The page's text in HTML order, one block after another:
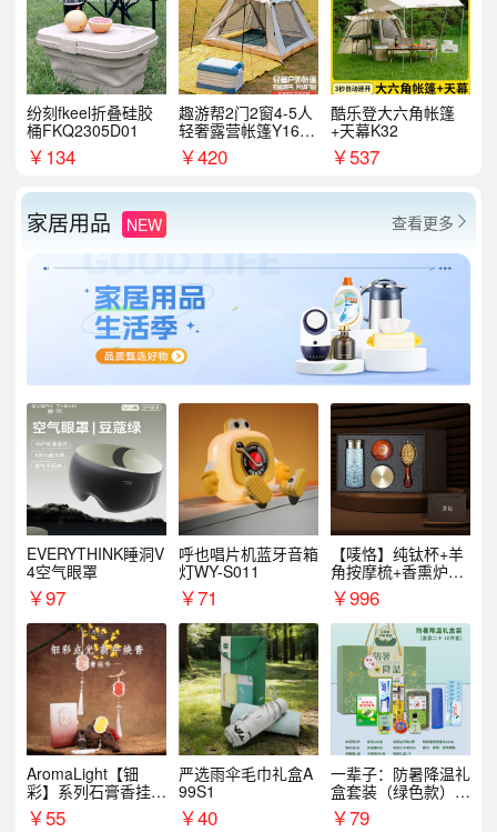
纷刻fkeel折叠硅胶
桶FKQ2305D01
￥134
趣游帮2门2窗4-5人
轻奢露营帐篷Y16pl
us
￥420
酷乐登大六角帐篷
+天幕K32
￥537
家居用品 NEW 查看更多 
EVERYTHINK睡洞V
4空气眼罩
￥97
呼也唱片机蓝牙音箱
灯WY-S011
￥71
【唛恪】纯钛杯+羊
角按摩梳+香熏炉
+气垫梳
￥996
AromaLight【钿
彩】系列石膏香挂
（代发香味随机）
￥55
严选雨伞毛巾礼盒A
99S1
￥40
一辈子：防暑降温礼
盒套装（绿色款）支
持自由搭配
￥79